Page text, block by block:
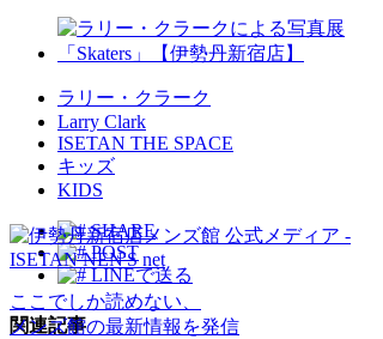
ラリー・クラーク
Larry Clark
ISETAN THE SPACE
キッズ
KIDS
SHARE
POST
LINEで送る
関連記事
ここでしか読めない、
メンズ館の最新情報を発信